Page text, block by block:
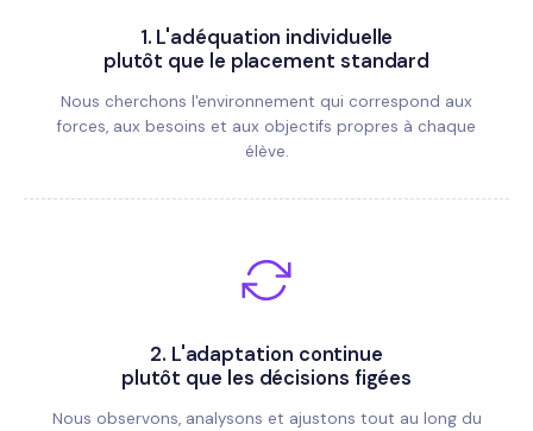
1. L'adéquation individuelle
plutôt que le placement standard
Nous cherchons l'environnement qui correspond aux
forces, aux besoins et aux objectifs propres à chaque
élève.
2. L'adaptation continue
plutôt que les décisions figées
Nous observons, analysons et ajustons tout au long du